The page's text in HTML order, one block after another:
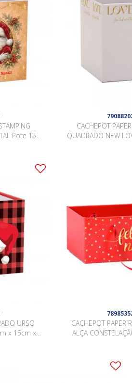
Pote 15
CACHEPOT
QUADRADO NEW
URSO
x 15cm x
CACHEPOT PAPER
ALÇA